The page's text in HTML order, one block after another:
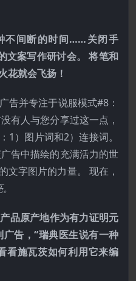
不间断的时间……关闭手
案写作研讨会。 将笔和
花就会飞扬！
告并专注于说服模式#8：
有人与您分享过这一点，
1）图片词和2）连接词。
告中描绘的充满活力的世
文字图片的力量。 现在，
品原产地作为有力证明元
告，“瑞典医生说有一种
看施瓦茨如何利用它来编